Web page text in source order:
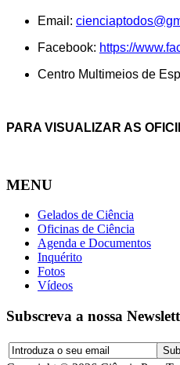
Email:
Facebook: https://
Centro Multimeios de
PARA VISUALIZAR AS
MENU
Gelados de Ciência
Oficinas de Ciência
Agenda e Documentos
Inquérito
Fotos
Vídeos
Subscreva a nossa